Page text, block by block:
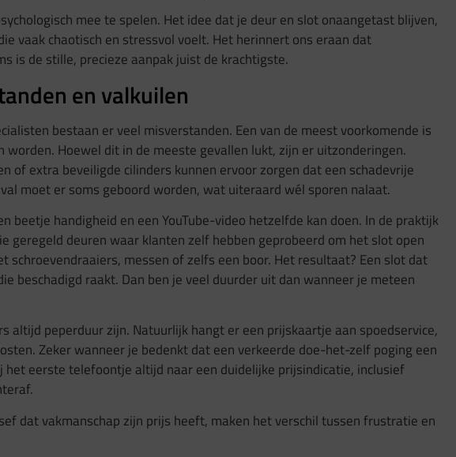
mee te spelen. Het idee dat je deur en slot onaangetast blijven,
vaak chaotisch en stressvol voelt. Het herinnert ons eraan dat
is de stille, precieze aanpak juist de krachtigste.
en valkuilen
bestaan er veel misverstanden. Een van de meest voorkomende is
Hoewel dit in de meeste gevallen lukt, zijn er uitzonderingen.
of extra beveiligde cilinders kunnen ervoor zorgen dat een schadevrije
moet er soms geboord worden, wat uiteraard wél sporen nalaat.
beetje handigheid en een YouTube-video hetzelfde kan doen. In de praktijk
geregeld deuren waar klanten zelf hebben geprobeerd om het slot open
schroevendraaiers, messen of zelfs een boor. Het resultaat? Een slot dat
beschadigd raakt. Dan ben je veel duurder uit dan wanneer je meteen
altijd peperduur zijn. Natuurlijk hangt er een prijskaartje aan spoedservice,
Zeker wanneer je bedenkt dat een verkeerde doe-het-zelf poging een
het eerste telefoontje altijd naar een duidelijke prijsindicatie, inclusief
dat vakmanschap zijn prijs heeft, maken het verschil tussen frustratie en